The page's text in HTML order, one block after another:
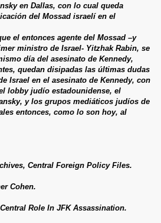
en Dallas, con lo cual queda
del Mossad israelí en el
el entonces agente del Mossad –y
ministro de Israel- Yitzhak Rabin, se
día del asesinato de Kennedy,
quedan disipadas las últimas dudas
Israel en el asesinato de Kennedy, con
lobby judío estadounidense, el
y los grupos mediáticos judíos de
entonces, como lo son hoy, al
Central Foreign Policy Files.
Cohen.
Role In JFK Assassination.